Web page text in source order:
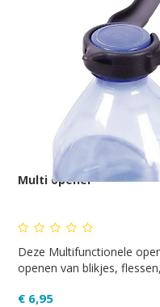
Multi opener
Deze Multifunctionele
openen van blikjes,
€ 6,95